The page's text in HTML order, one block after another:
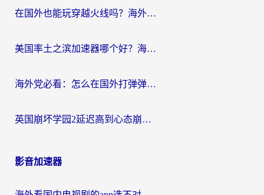
在国外也能玩穿越火线吗？海外玩家国服游戏畅玩终极指南
美国率土之滨加速器哪个好？海外党国服游戏畅玩终极指南（附多游戏解决方案）
海外党必看：怎么在国外打弹弹堂不卡？番茄加速器亲测指南
英国崩坏学园2延迟高到心态崩？海外党国服游戏加速终极指南
影音加速器